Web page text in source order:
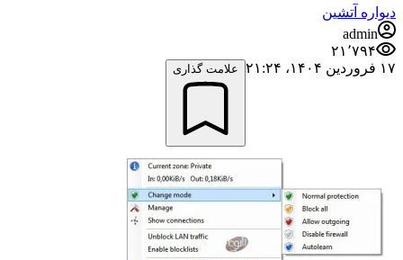
دیواره آتشین
admin
۲۱٬۷۹۴
۱۷ فروردین ۱۴۰۴،‏ ۲۱:۲۴
علامت گذاری